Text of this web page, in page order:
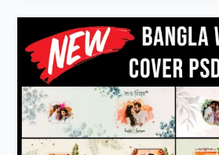
Psd
Templates
with
Hindi
Captions
Vol-
036